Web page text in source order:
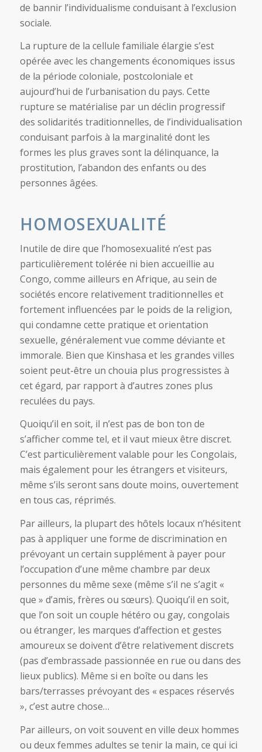
de bannir l’individualisme conduisant à l’exclusion
sociale.
La rupture de la cellule familiale élargie s’est
opérée avec les changements économiques issus
de la période coloniale, postcoloniale et
aujourd’hui de l’urbanisation du pays. Cette
rupture se matérialise par un déclin progressif
des solidarités traditionnelles, de l’individualisation
conduisant parfois à la marginalité dont les
formes les plus graves sont la délinquance, la
prostitution, l’abandon des enfants ou des
personnes âgées.
HOMOSEXUALITÉ
Inutile de dire que l’homosexualité n’est pas
particulièrement tolérée ni bien accueillie au
Congo, comme ailleurs en Afrique, au sein de
sociétés encore relativement traditionnelles et
fortement influencées par le poids de la religion,
qui condamne cette pratique et orientation
sexuelle, généralement vue comme déviante et
immorale. Bien que Kinshasa et les grandes villes
soient peut-être un chouia plus progressistes à
cet égard, par rapport à d’autres zones plus
reculées du pays.
Quoiqu’il en soit, il n’est pas de bon ton de
s’afficher comme tel, et il vaut mieux être discret.
C’est particulièrement valable pour les Congolais,
mais également pour les étrangers et visiteurs,
même s’ils seront sans doute moins, ouvertement
en tous cas, réprimés.
Par ailleurs, la plupart des hôtels locaux n’hésitent
pas à appliquer une forme de discrimination en
prévoyant un certain supplément à payer pour
l’occupation d’une même chambre par deux
personnes du même sexe (même s’il ne s’agit «
que » d’amis, frères ou sœurs). Quoiqu’il en soit,
que l’on soit un couple hétéro ou gay, congolais
ou étranger, les marques d’affection et gestes
amoureux se doivent d’être relativement discrets
(pas d’embrassade passionnée en rue ou dans des
lieux publics). Même si en boîte ou dans les
bars/terrasses prévoyant des « espaces réservés
», c’est autre chose…
Par ailleurs, on voit souvent en ville deux hommes
ou deux femmes adultes se tenir la main, ce qui ici